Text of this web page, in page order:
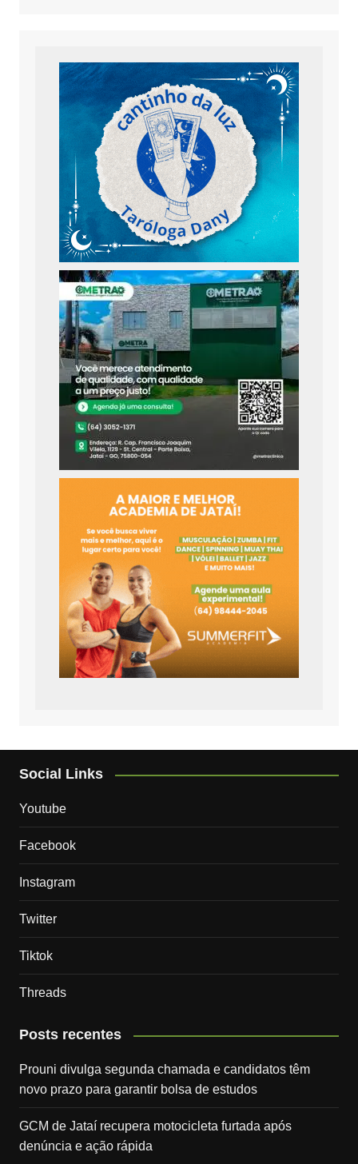
Social Links
Youtube
Facebook
Instagram
Twitter
Tiktok
Threads
Posts recentes
Prouni divulga segunda chamada e candidatos têm
novo prazo para garantir bolsa de estudos
GCM de Jataí recupera motocicleta furtada após
denúncia e ação rápida